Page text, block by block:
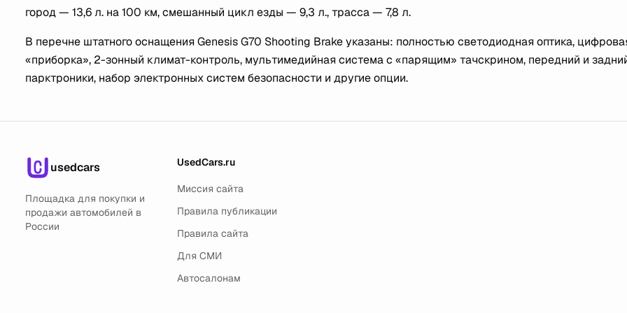
город — 13,6 л. на 100 км, смешанный цикл езды — 9,3 л., трасса — 7,8 л.
В перечне штатного оснащения Genesis G70 Shooting Brake указаны: полностью светодиодная оптика,
«приборка», 2-зонный климат-контроль, мультимедийная система с «парящим» тачскрином, передний и
парктроники, набор электронных систем безопасности и другие опции.
usedcars
Площадка для покупки и
продажи автомобилей в
России
UsedCars.ru
Миссия сайта
Правила публикации
Правила сайта
Для СМИ
Автосалонам